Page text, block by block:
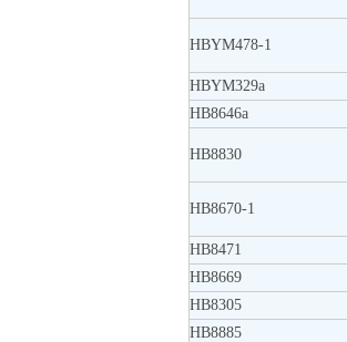
HBYM478-1
HBYM329a
HB8646a
HB8830
HB8670-1
HB8471
HB8669
HB8305
HB8885